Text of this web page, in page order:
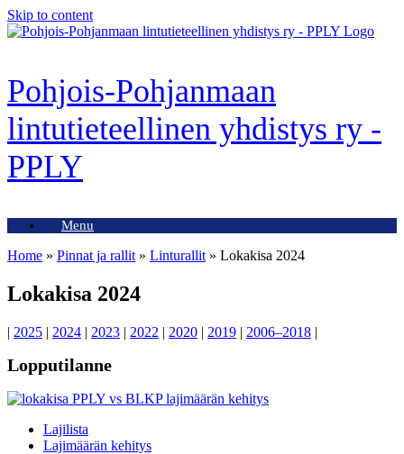
Skip to content
Pohjois-Pohjanmaan
lintutieteellinen yhdistys ry -
PPLY
Menu
Home » Pinnat ja rallit » Linturallit » Lokakisa 2024
Lokakisa 2024
| 2025 | 2024 | 2023 | 2022 | 2020 | 2019 | 2006–2018 |
Lopputilanne
Lajilista
Lajimäärän kehitys